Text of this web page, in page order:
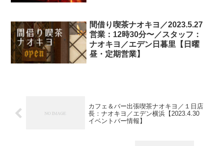
間借り喫茶ナオキヨ／2023.5.27
営業：12時30分〜／スタッフ：
ナオキヨ／エデン日暮里【日曜
昼・定期営業】
カフェ＆バー出張喫茶ナオキヨ／１日店
長：ナオキヨ／エデン横浜【2023.4.30
イベントバー情報】